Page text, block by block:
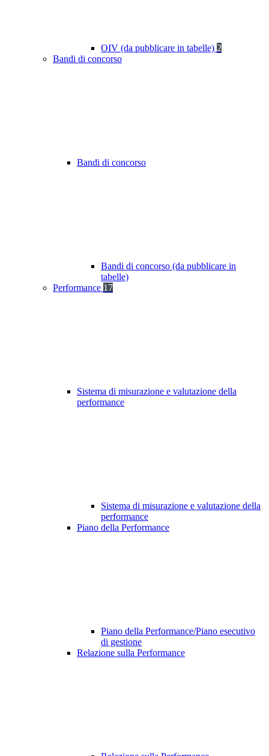
OIV (da pubblicare in tabelle) 2
Bandi di concorso
Bandi di concorso
Bandi di concorso (da pubblicare in
tabelle)
Performance 17
Sistema di misurazione e valutazione della
performance
Sistema di misurazione e valutazione della
performance
Piano della Performance
Piano della Performance/Piano esecutivo
di gestione
Relazione sulla Performance